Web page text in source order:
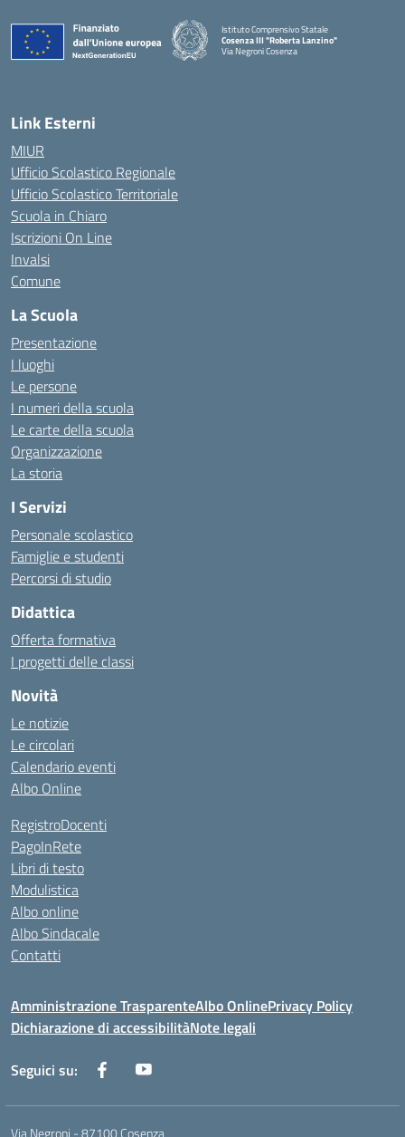
Istituto Comprensivo Statale
Cosenza III "Roberta Lanzino"
Via Negroni Cosenza
— Visita la pagina iniziale della scuola
Link Esterni
MIUR
Ufficio Scolastico Regionale
Ufficio Scolastico Territoriale
Scuola in Chiaro
Iscrizioni On Line
Invalsi
Comune
La Scuola
Presentazione
I luoghi
Le persone
I numeri della scuola
Le carte della scuola
Organizzazione
La storia
I Servizi
Personale scolastico
Famiglie e studenti
Percorsi di studio
Didattica
Offerta formativa
I progetti delle classi
Novità
Le notizie
Le circolari
Calendario eventi
Albo Online
RegistroDocenti
PagoInRete
Libri di testo
Modulistica
Albo online
Albo Sindacale
Contatti
Amministrazione TrasparenteAlbo OnlinePrivacy Policy
Dichiarazione di accessibilitàNote legali
Seguici su:
Via Negroni - 87100 Cosenza